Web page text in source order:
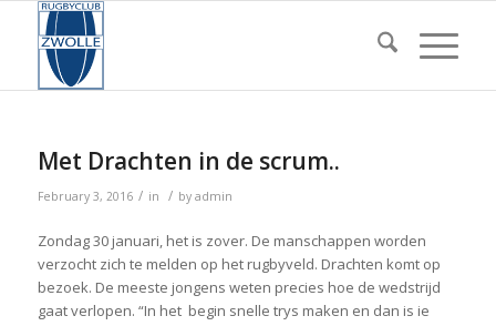
Met Drachten in de scrum..
February 3, 2016 / in / by admin
Zondag 30 januari, het is zover. De manschappen worden
verzocht zich te melden op het rugbyveld. Drachten komt op
bezoek. De meeste jongens weten precies hoe de wedstrijd
gaat verlopen. “In het begin snelle trys maken en dan is ie